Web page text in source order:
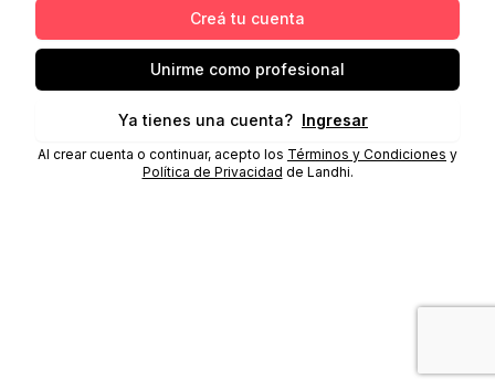
Creá tu cuenta
Unirme como profesional
Ya tienes una cuenta? Ingresar
Al crear cuenta o continuar, acepto los Términos y Condiciones y
Política de Privacidad de Landhi.